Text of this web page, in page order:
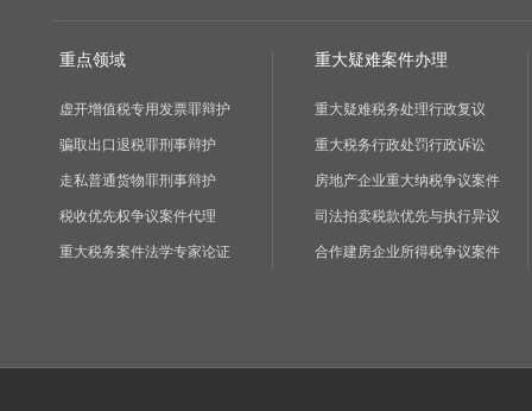
重点领域
虚开增值税专用发票罪辩护
骗取出口退税罪刑事辩护
走私普通货物罪刑事辩护
税收优先权争议案件代理
重大税务案件法学专家论证
重大疑难案件办理
重大疑难税务处理行政复议
重大税务行政处罚行政诉讼
房地产企业重大纳税争议案件
司法拍卖税款优先与执行异议
合作建房企业所得税争议案件